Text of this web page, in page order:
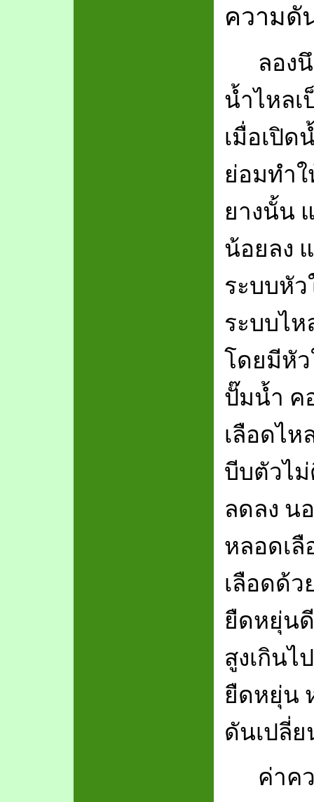
ความดั
ลอง
น้ำไหลเ
เมื่อเปิด
ย่อมทำ
ยางนั้น
น้อยลง
ระบบหัว
ระบบไห
โดยมีหั
ปั๊มน้ำ ค
เลือดไ
บีบตัวไ
ลดลง น
หลอดเ
เลือดด้
ยืดหยุ่น
สูงเกินไ
ยืดหยุ่น
ดันเปลี่
ค่าค